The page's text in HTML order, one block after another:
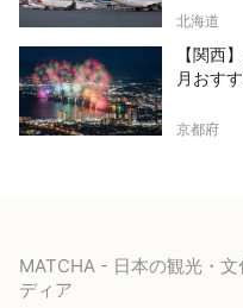
北海道
【関西
月おす
京都府
MATCHA - 日本の観光・
ディア